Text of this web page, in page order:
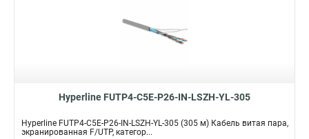
Hyperline FUTP4-C5E-P26-IN-LSZH-YL-305
Hyperline FUTP4-C5E-P26-IN-LSZH-YL-305 (305 м) Кабель витая пара,
экранированная F/UTP, категор...